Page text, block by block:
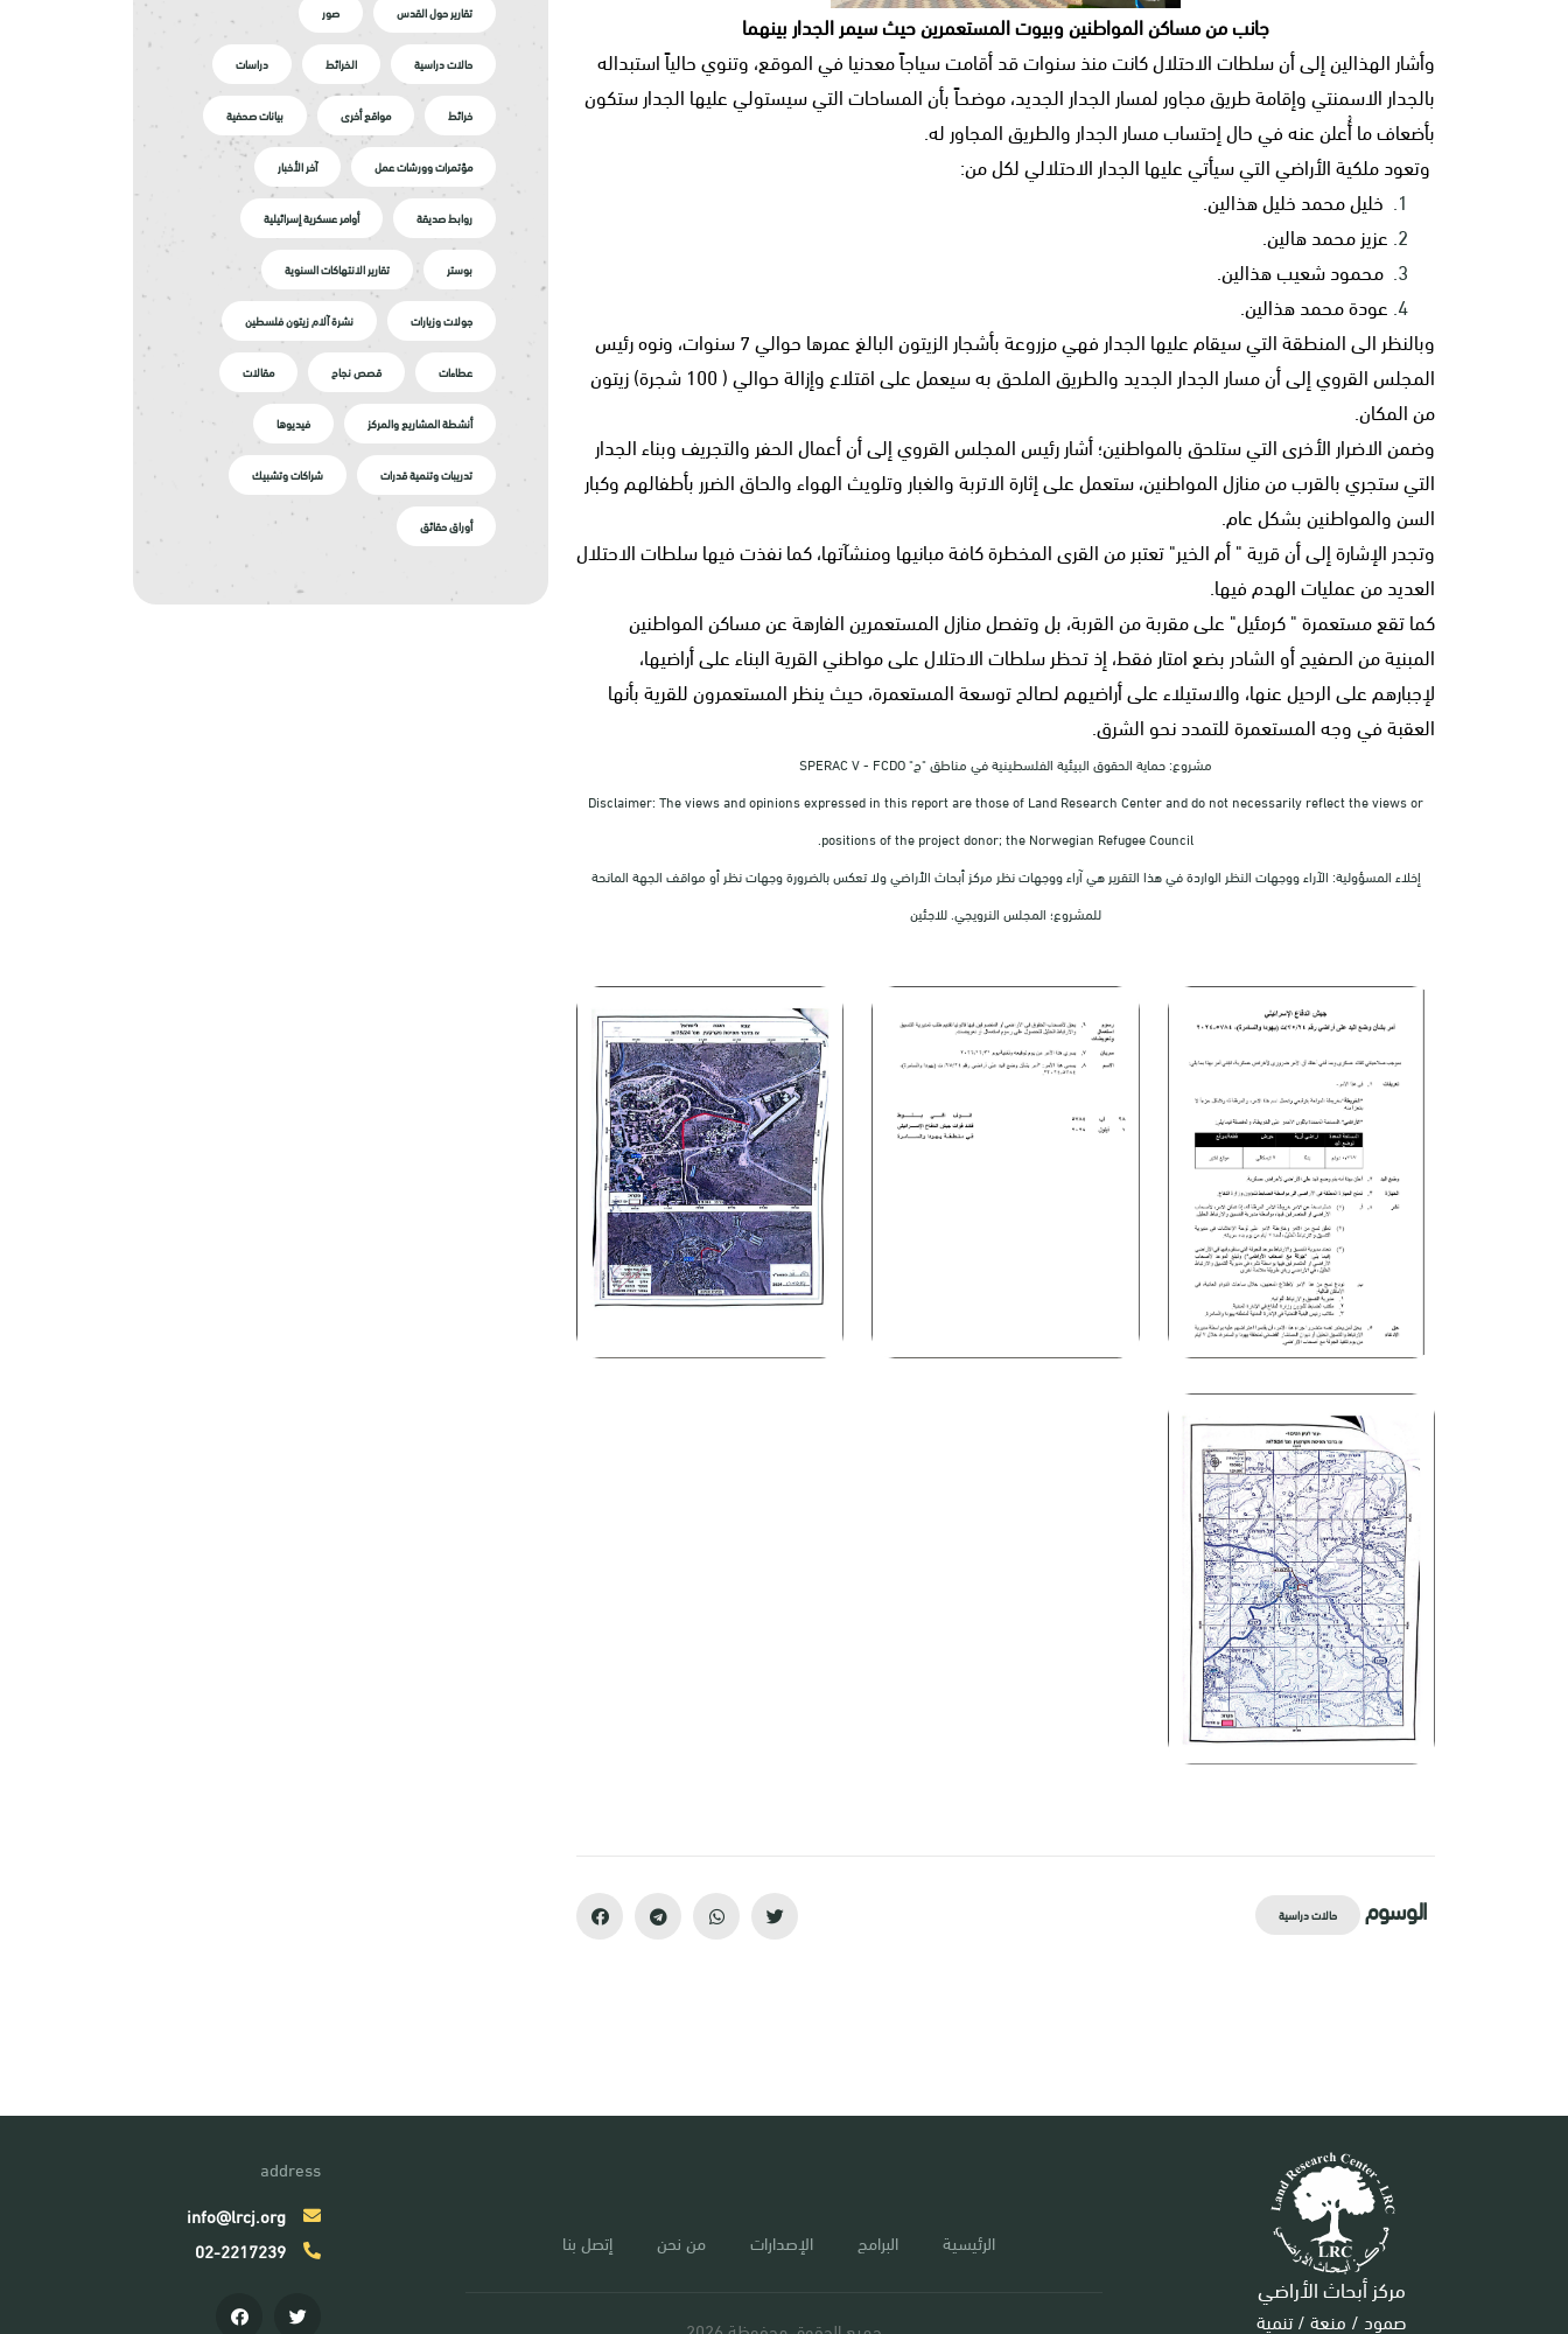
جانب من مساكن المواطنين وبيوت المستعمرين حيث سيمر الجدار بينهما
وأشار الهذالين إلى أن سلطات الاحتلال كانت منذ سنوات قد أقامت سياجاً معدنيا في الموقع، وتنوي حالياً استبداله
بالجدار الاسمنتي وإقامة طريق مجاور لمسار الجدار الجديد، موضحاً بأن المساحات التي سيستولي عليها الجدار ستكون
بأضعاف ما أُعلن عنه في حال إحتساب مسار الجدار والطريق المجاور له.
وتعود ملكية الأراضي التي سيأتي عليها الجدار الاحتلالي لكل من:
خليل محمد خليل هذالين.
عزيز محمد هالين.
محمود شعيب هذالين.
عودة محمد هذالين.
وبالنظر الى المنطقة التي سيقام عليها الجدار فهي مزروعة بأشجار الزيتون البالغ عمرها حوالي 7 سنوات، ونوه رئيس
المجلس القروي إلى أن مسار الجدار الجديد والطريق الملحق به سيعمل على اقتلاع وإزالة حوالي ( 100 شجرة) زيتون
من المكان.
وضمن الاضرار الأخرى التي ستلحق بالمواطنين؛ أشار رئيس المجلس القروي إلى أن أعمال الحفر والتجريف وبناء الجدار
التي ستجري بالقرب من منازل المواطنين، ستعمل على إثارة الاتربة والغبار وتلويث الهواء والحاق الضرر بأطفالهم وكبار
السن والمواطنين بشكل عام.
وتجدر الإشارة إلى أن قرية " أم الخير" تعتبر من القرى المخطرة كافة مبانيها ومنشآتها، كما نفذت فيها سلطات الاحتلال
العديد من عمليات الهدم فيها.
كما تقع مستعمرة " كرمئيل" على مقربة من القربة، بل وتفصل منازل المستعمرين الفارهة عن مساكن المواطنين
المبنية من الصفيح أو الشادر بضع امتار فقط، إذ تحظر سلطات الاحتلال على مواطني القرية البناء على أراضيها،
لإجبارهم على الرحيل عنها، والاستيلاء على أراضيهم لصالح توسعة المستعمرة، حيث ينظر المستعمرون للقرية بأنها
العقبة في وجه المستعمرة للتمدد نحو الشرق.
مشروع: حماية الحقوق البيئية الفلسطينية في مناطق "ج" SPERAC V - FCDO
Disclaimer: The views and opinions expressed in this report are those of Land Research Center and do not necessarily reflect the views or
positions of the project donor; the Norwegian Refugee Council.
إخلاء المسؤولية: الآراء ووجهات النظر الواردة في هذا التقرير هي آراء ووجهات نظر مركز أبحاث الأراضي ولا تعكس بالضرورة وجهات نظر أو مواقف الجهة المانحة
للمشروع؛ المجلس النرويجي. للاجئين
الوسوم حالات دراسية
تقارير حول القدس صور
حالات دراسية الخرائط دراسات
خرائط مواقع أخرى بيانات صحفية
مؤتمرات وورشات عمل آخر الأخبار
روابط صديقة أوامر عسكرية إسرائيلية
بوستر تقارير الانتهاكات السنوية
جولات وزيارات نشرة آلام زيتون فلسطين
عطاءات قصص نجاح مقالات
أنشطة المشاريع والمركز فيديوها
تدريبات وتنمية قدرات شراكات وتشبيك
أوراق حقائق
مركز أبحاث الأراضي
صمود / منعة / تنمية
الرئيسية البرامج الإصدارات من نحن إتصل بنا
address
info@lrcj.org
02-2217239